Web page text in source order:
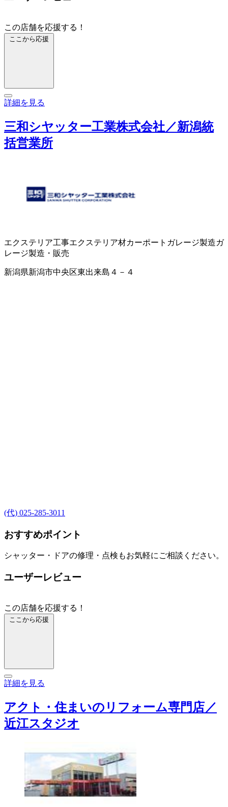
この店舗を応援する！
ここから応援
詳細を見る
三和シヤッター工業株式会社／新潟統
括営業所
エクステリア工事エクステリア材カーポート ガレージ製造ガ
レージ製造・販売
新潟県新潟市中央区東出来島４－４
(代) 025-285-3011
おすすめポイント
シャッター・ドアの修理・点検もお気軽にご相談ください。
ユーザーレビュー
この店舗を応援する！
ここから応援
詳細を見る
アクト・住まいのリフォーム専門店／
近江スタジオ